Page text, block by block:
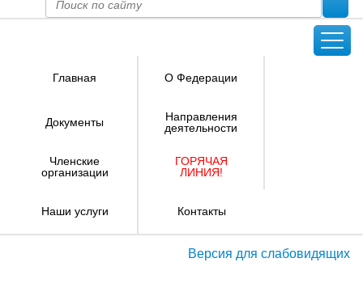
Главная О Федерации
Документы
Направления
деятельности
Членские
организации
ГОРЯЧАЯ
ЛИНИЯ!
Наши услуги Контакты
Версия для слабовидящих